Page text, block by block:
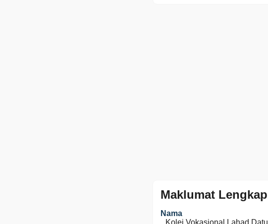
Maklumat Lengkap
Nama
Kolej Vokasional Lahad Datu